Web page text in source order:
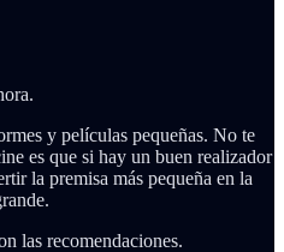
y películas pequeñas. No te
es que si hay un buen realizador
la premisa más pequeña en la
las recomendaciones.